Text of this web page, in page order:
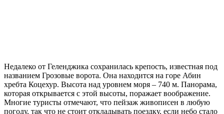
Недалеко от Геленджика сохранилась крепость, известная под
названием Грозовые ворота. Она находится на горе Абин
хребта Коцехур. Высота над уровнем моря – 740 м. Панорама,
которая открывается с этой высоты, поражает воображение.
Многие туристы отмечают, что пейзаж живописен в любую
погоду, так что не стоит откладывать поездку, если небо стало